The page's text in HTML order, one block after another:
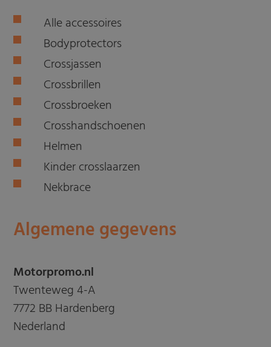
Alle accessoires
Bodyprotectors
Crossjassen
Crossbrillen
Crossbroeken
Crosshandschoenen
Helmen
Kinder crosslaarzen
Nekbrace
Algemene gegevens
Motorpromo.nl
Twenteweg 4-A
7772 BB Hardenberg
Nederland